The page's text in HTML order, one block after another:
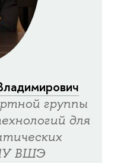
группы
для
ВШЭ